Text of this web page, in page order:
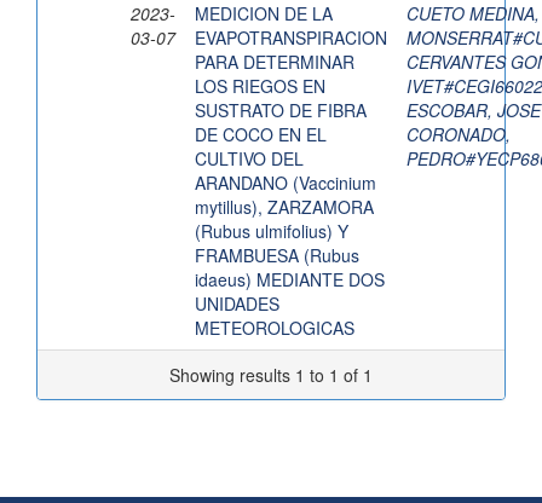
2023-
03-07
MEDICION DE LA
EVAPOTRANSPIRACION
PARA DETERMINAR
LOS RIEGOS EN
SUSTRATO DE FIBRA
DE COCO EN EL
CULTIVO DEL
ARANDANO (Vaccinium
mytillus), ZARZAMORA
(Rubus ulmifolius) Y
FRAMBUESA (Rubus
idaeus) MEDIANTE DOS
UNIDADES
METEOROLOGICAS
CUETO
CERVANTES
ESCOBAR,
CORONADO,
Showing results 1 to 1 of 1